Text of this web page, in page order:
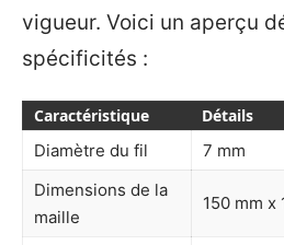
vigueur. Voici un aperçu
spécificités :
Caractéristique
Détails
Diamètre du fil
7 mm
Dimensions de la
maille
150 mm x